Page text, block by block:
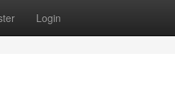
Login